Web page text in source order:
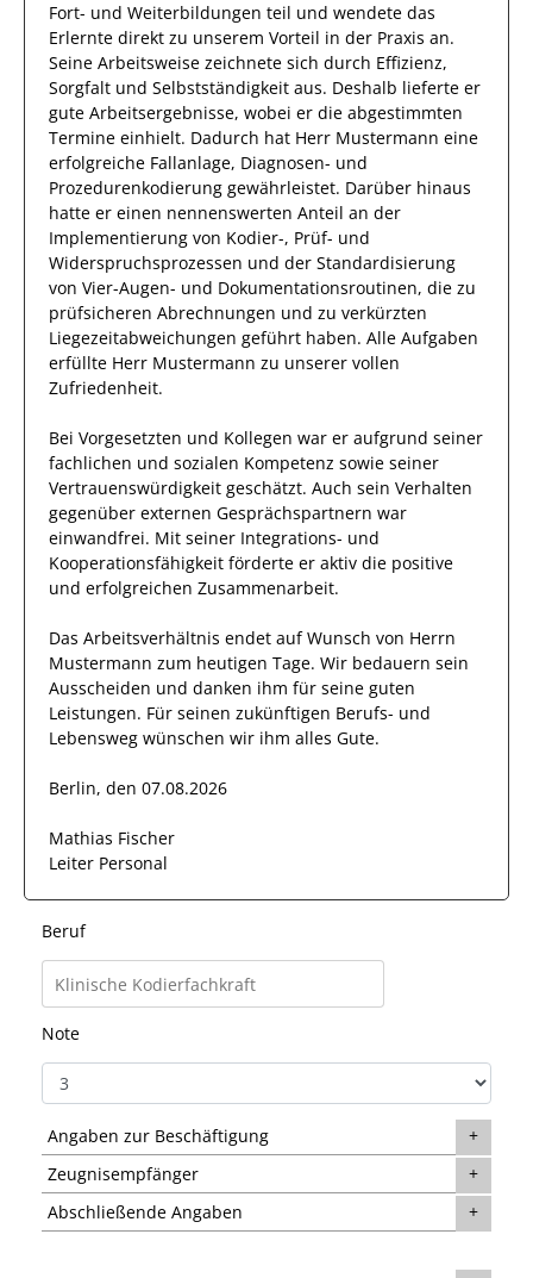
Fort- und Weiterbildungen teil und wendete das
Erlernte direkt zu unserem Vorteil in der Praxis an.
Seine Arbeitsweise zeichnete sich durch Effizienz,
Sorgfalt und Selbstständigkeit aus. Deshalb lieferte er
gute Arbeitsergebnisse, wobei er die abgestimmten
Termine einhielt. Dadurch hat Herr Mustermann eine
erfolgreiche Fallanlage, Diagnosen- und
Prozedurenkodierung gewährleistet. Darüber hinaus
hatte er einen nennenswerten Anteil an der
Implementierung von Kodier-, Prüf- und
Widerspruchsprozessen und der Standardisierung
von Vier-Augen- und Dokumentationsroutinen, die zu
prüfsicheren Abrechnungen und zu verkürzten
Liegezeitabweichungen geführt haben. Alle Aufgaben
erfüllte Herr Mustermann zu unserer vollen
Zufriedenheit.
Bei Vorgesetzten und Kollegen war er aufgrund seiner
fachlichen und sozialen Kompetenz sowie seiner
Vertrauenswürdigkeit geschätzt. Auch sein Verhalten
gegenüber externen Gesprächspartnern war
einwandfrei. Mit seiner Integrations- und
Kooperationsfähigkeit förderte er aktiv die positive
und erfolgreichen Zusammenarbeit.
Das Arbeitsverhältnis endet auf Wunsch von Herrn
Mustermann zum heutigen Tage. Wir bedauern sein
Ausscheiden und danken ihm für seine guten
Leistungen. Für seinen zukünftigen Berufs- und
Lebensweg wünschen wir ihm alles Gute.
Berlin, den 07.08.2026
Mathias Fischer
Leiter Personal
Beruf
Note
Angaben zur Beschäftigung
Zeugnisempfänger
Abschließende Angaben